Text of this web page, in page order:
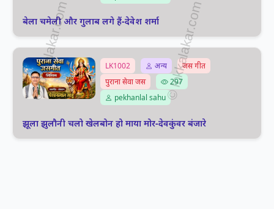
बेला चमेली और गुलाब लगे हैं-देवेश शर्मा
LK1002 अन्य
जस गीत
पुराना सेवा जस
297
pekhanlal sahu
झूला झुलौनी चलो खेलबोन हो माया मोर-देवकुंवर बंजारे